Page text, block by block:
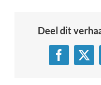
Deel dit
Facebook
X